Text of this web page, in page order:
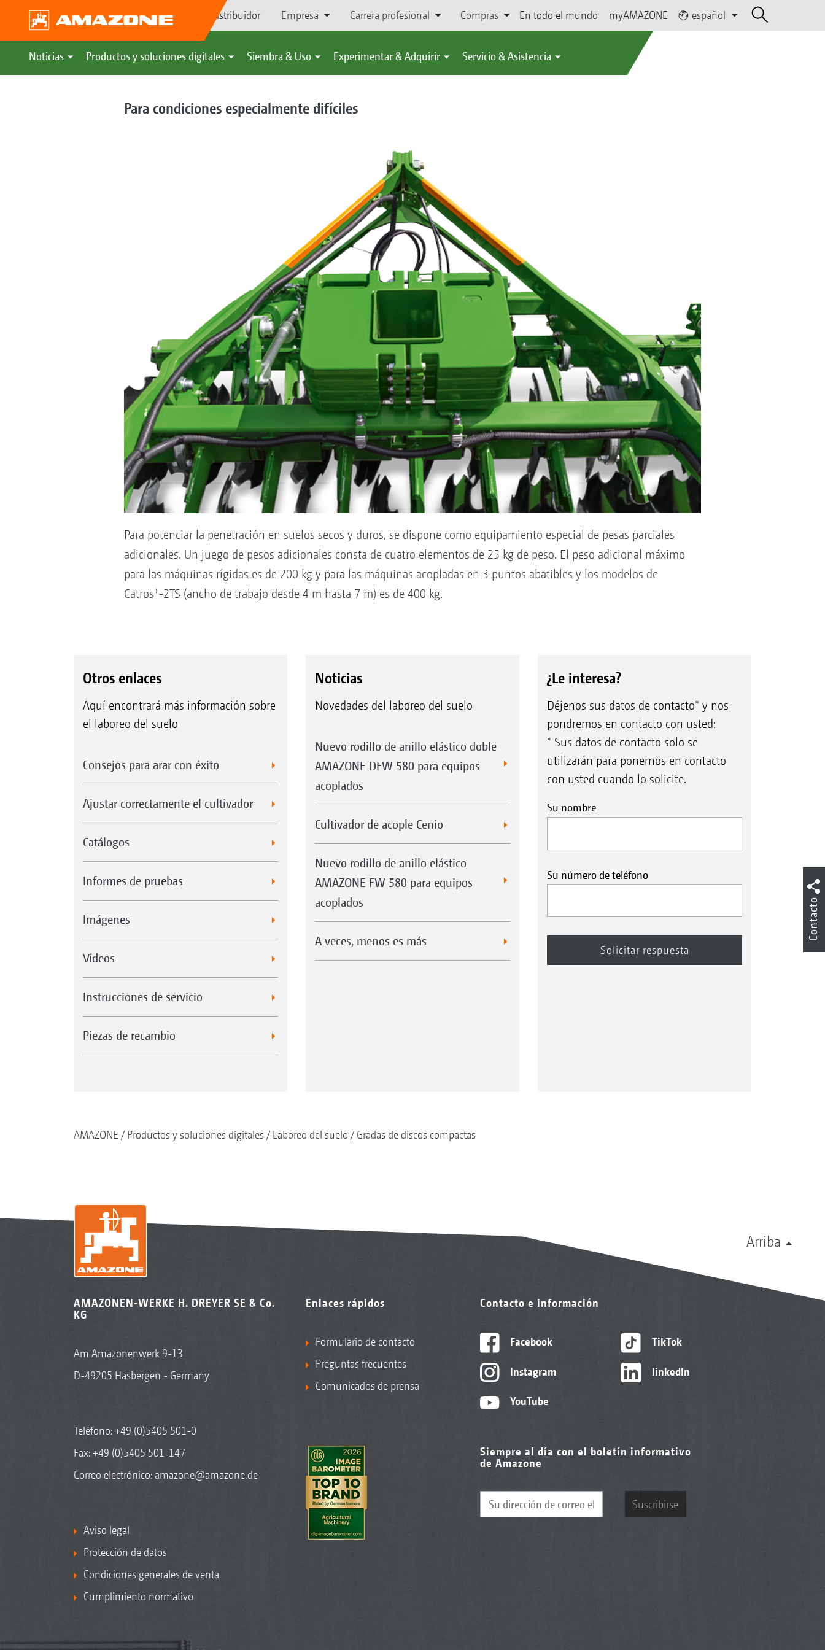
Búsqueda de distribuidor Empresa Carrera profesional Compras En todo el mundo myAMAZONE español
Noticias Productos y soluciones digitales Siembra & Uso Experimentar & Adquirir Servicio & Asistencia
Para condiciones especialmente difíciles
Para potenciar la penetración en suelos secos y duros, se dispone como equipamiento especial de pesas parciales
adicionales. Un juego de pesos adicionales consta de cuatro elementos de 25 kg de peso. El peso adicional máximo
para las máquinas rígidas es de 200 kg y para las máquinas acopladas en 3 puntos abatibles y los modelos de
Catros+-2TS (ancho de trabajo desde 4 m hasta 7 m) es de 400 kg.
Otros enlaces
Aquí encontrará más información sobre
el laboreo del suelo
Consejos para arar con éxito
Ajustar correctamente el cultivador
Catálogos
Informes de pruebas
Imágenes
Vídeos
Instrucciones de servicio
Piezas de recambio
Noticias
Novedades del laboreo del suelo
Nuevo rodillo de anillo elástico doble
AMAZONE DFW 580 para equipos
acoplados
Cultivador de acople Cenio
Nuevo rodillo de anillo elástico
AMAZONE FW 580 para equipos
acoplados
A veces, menos es más
¿Le interesa?
Déjenos sus datos de contacto* y nos
pondremos en contacto con usted:
* Sus datos de contacto solo se
utilizarán para ponernos en contacto
con usted cuando lo solicite.
Su nombre
Su número de teléfono
AMAZONE Productos y soluciones digitales Laboreo del suelo Gradas de discos compactas
Arriba
AMAZONEN-WERKE H. DREYER SE & Co.
KG
Am Amazonenwerk 9-13
D-49205 Hasbergen - Germany
Teléfono:+49 (0)5405 501-0
Fax: +49 (0)5405 501-147
Correo electrónico: amazone@amazone.de
Aviso legal
Protección de datos
Condiciones generales de venta
Cumplimiento normativo
Enlaces rápidos
Formulario de contacto
Preguntas frecuentes
Comunicados de prensa
Contacto e información
Facebook
Instagram
YouTube
TikTok
linkedIn
Siempre al día con el boletín informativo
de Amazone
Suscribirse
Contacto